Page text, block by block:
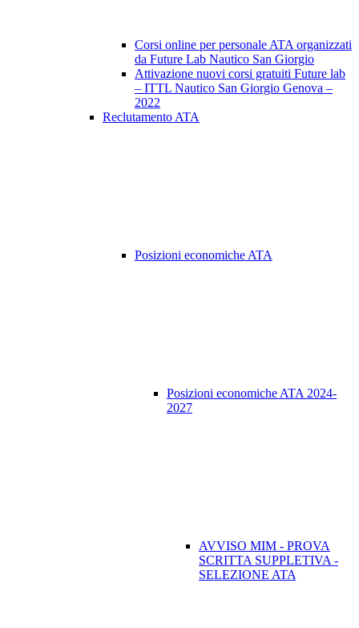
Corsi online per personale ATA organizzati
da Future Lab Nautico San Giorgio
Attivazione nuovi corsi gratuiti Future lab
– ITTL Nautico San Giorgio Genova –
2022
Reclutamento ATA
Posizioni economiche ATA
Posizioni economiche ATA 2024-
2027
AVVISO MIM - PROVA
SCRITTA SUPPLETIVA -
SELEZIONE ATA